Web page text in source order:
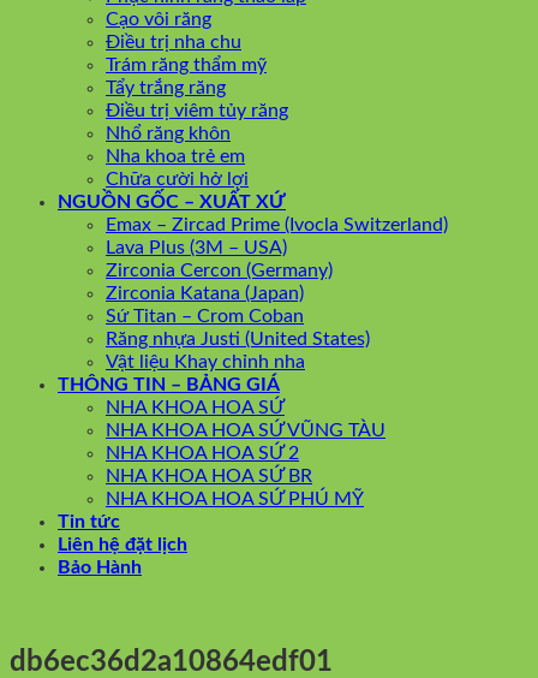
Cạo vôi răng
Điều trị nha chu
Trám răng thẩm mỹ
Tẩy trắng răng
Điều trị viêm tủy răng
Nhổ răng khôn
Nha khoa trẻ em
Chữa cười hở lợi
NGUỒN GỐC – XUẤT XỨ
Emax – Zircad Prime (Ivocla Switzerland)
Lava Plus (3M – USA)
Zirconia Cercon (Germany)
Zirconia Katana (Japan)
Sứ Titan – Crom Coban
Răng nhựa Justi (United States)
Vật liệu Khay chỉnh nha
THÔNG TIN – BẢNG GIÁ
NHA KHOA HOA SỨ
NHA KHOA HOA SỨ VŨNG TÀU
NHA KHOA HOA SỨ 2
NHA KHOA HOA SỨ BR
NHA KHOA HOA SỨ PHÚ MỸ
Tin tức
Liên hệ đặt lịch
Bảo Hành
db6ec36d2a10864edf01